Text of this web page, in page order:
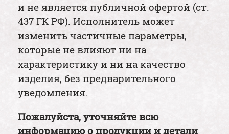
и не является публичной офертой (ст.
437 ГК РФ). Исполнитель может
изменить частичные параметры,
которые не влияют ни на
характеристику и ни на качество
изделия, без предварительного
уведомления.
Пожалуйста, уточняйте всю
информацию о продукции и детали